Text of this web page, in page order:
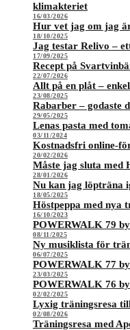
klimakteriet
16/03/2026
Hur vet jag om jag
18/10/2025
Jag testar Relivo –
17/09/2025
Recept på
22/07/2026
Allt på en plåt –
23/08/2025
Rabarber – godaste
29/05/2025
Lenas pasta med
03/11/2024
Kostnadsfri online-
20/02/2026
Måste jag sluta med
28/01/2026
Nu kan jag löpträna
18/05/2025
Höstpeppa med nya
16/10/2023
POWERWALK 79
08/11/2025
Ny musiklista för
06/07/2025
POWERWALK 77
23/03/2025
POWERWALK 76
02/02/2025
Lyxig träningsresa
02/08/2026
Träningsresa med